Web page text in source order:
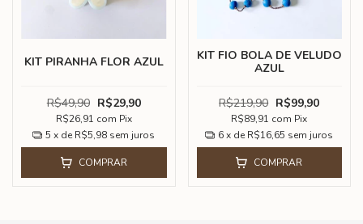
KIT PIRANHA FLOR AZUL
R$49,90 R$29,90
R$26,91 com Pix
5 x de R$5,98 sem juros
COMPRAR
KIT FIO BOLA DE VELUDO
AZUL
R$219,90 R$99,90
R$89,91 com Pix
6 x de R$16,65 sem juros
COMPRAR